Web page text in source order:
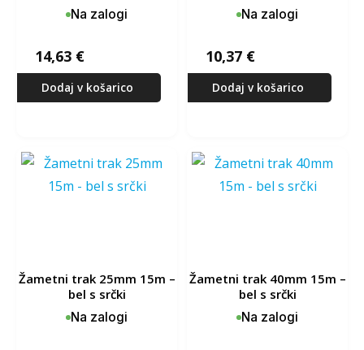
Na zalogi
14,63 €
Dodaj v košarico
Na zalogi
10,37 €
Dodaj v košarico
žametni trak 25mm 15m –
bel s srčki
Na zalogi
žametni trak 40mm 15m –
bel s srčki
Na zalogi